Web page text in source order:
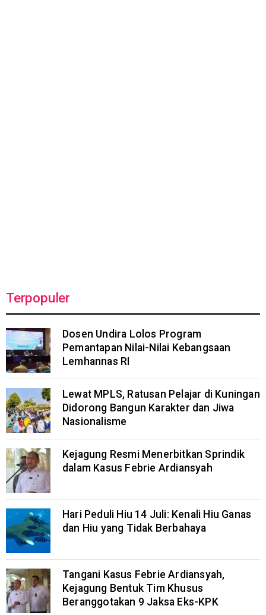
Terpopuler
Dosen Undira Lolos Program
Pemantapan Nilai-Nilai Kebangsaan
Lemhannas RI
Lewat MPLS, Ratusan Pelajar di Kuningan
Didorong Bangun Karakter dan Jiwa
Nasionalisme
Kejagung Resmi Menerbitkan Sprindik
dalam Kasus Febrie Ardiansyah
Hari Peduli Hiu 14 Juli: Kenali Hiu Ganas
dan Hiu yang Tidak Berbahaya
Tangani Kasus Febrie Ardiansyah,
Kejagung Bentuk Tim Khusus
Beranggotakan 9 Jaksa Eks-KPK